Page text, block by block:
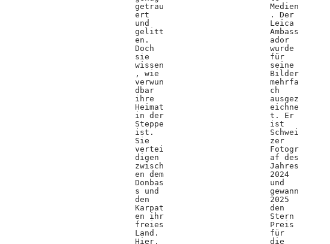
getrau
ert
und
gelitt
en.
Doch
sie
wissen
, wie
verwun
dbar
ihre
Heimat
in der
Steppe
ist.
Sie
vertei
digen
zwisch
en dem
Donbas
s und
den
Karpat
en ihr
freies
Land.
Hier,
Medien
. Der
Leica
Ambass
ador
wurde
für
seine
Bilder
mehrfa
ch
ausgez
eichne
t. Er
ist
Schwei
zer
Fotogr
af des
Jahres
2024
und
gewann
2025
den
Stern
Preis
für
die